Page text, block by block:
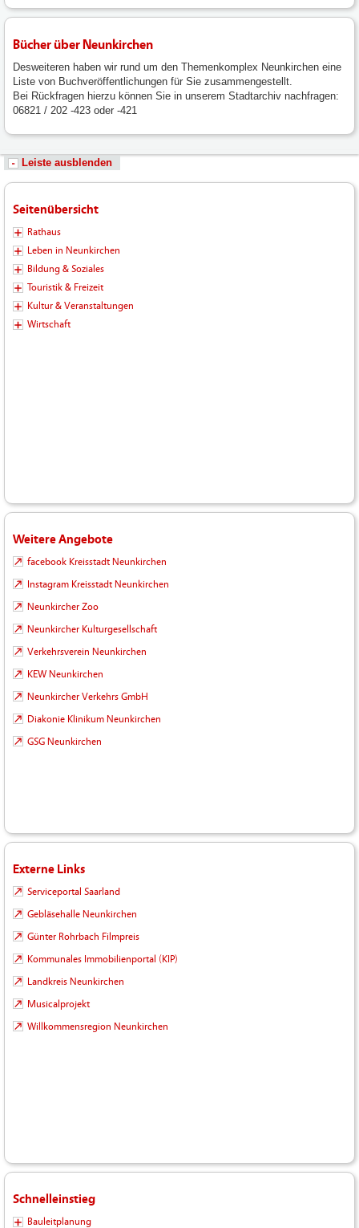
Bücher über Neunkirchen
Desweiteren haben wir rund um den Themenkomplex Neunkirchen eine
Liste von Buchveröffentlichungen für Sie zusammengestellt.
Bei Rückfragen hierzu können Sie in unserem Stadtarchiv nachfragen:
06821 / 202 -423 oder -421
Leiste ausblenden
Seitenübersicht
Rathaus
Leben in Neunkirchen
Bildung & Soziales
Touristik & Freizeit
Kultur & Veranstaltungen
Wirtschaft
Weitere Angebote
facebook Kreisstadt Neunkirchen
Instagram Kreisstadt Neunkirchen
Neunkircher Zoo
Neunkircher Kulturgesellschaft
Verkehrsverein Neunkirchen
KEW Neunkirchen
Neunkircher Verkehrs GmbH
Diakonie Klinikum Neunkirchen
GSG Neunkirchen
Externe Links
Serviceportal Saarland
Gebläsehalle Neunkirchen
Günter Rohrbach Filmpreis
Kommunales Immobilienportal (KIP)
Landkreis Neunkirchen
Musicalprojekt
Willkommensregion Neunkirchen
Schnelleinstieg
Bauleitplanung